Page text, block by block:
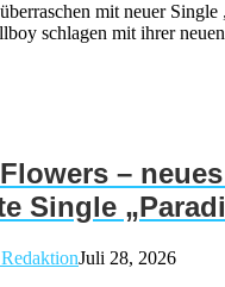
mit neuer Single
schlagen mit ihrer
–
Single
Juli 28, 2026